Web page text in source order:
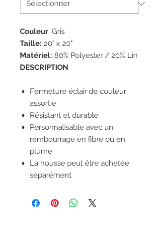
Couleur: Gris
Taille: 20" x 20"
Matériel: 80% Polyester / 20% Lin
DESCRIPTION
Fermeture éclair de couleur
assortie
Résistant et durable
Personnalisable avec un
rembourrage en fibre ou en
plume
La housse peut être achetée
séparément